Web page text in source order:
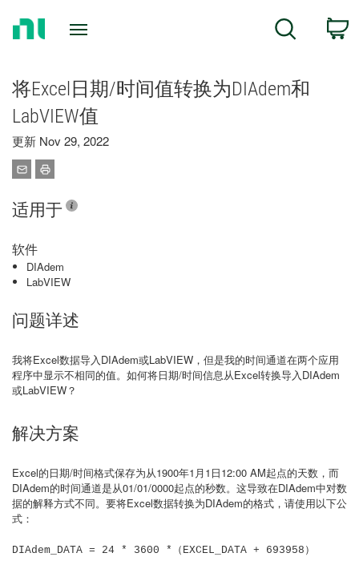
Search
将Excel日期/时间值转换为DIAdem和
LabVIEW值
更新 Nov 29, 2022
适用于
软件
DIAdem
LabVIEW
问题详述
我将Excel数据导入DIAdem或LabVIEW，但是我的时间通道在两个应用
程序中显示不相同的值。如何将日期/时间信息从Excel转换导入DIAdem
或LabVIEW？
解决方案
Excel的日期/时间格式保存为从1900年1月1日12:00 AM起点的天数，而
DIAdem的时间通道是从01/01/0000起点的秒数。这导致在DIAdem中对数
据的解释方式不同。要将Excel数据转换为DIAdem的格式，请使用以下公
式：
DIAdem_DATA = 24 * 3600 *（EXCEL_DATA + 693958）